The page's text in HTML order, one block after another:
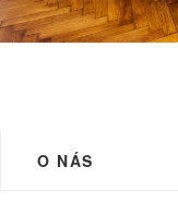
WWW STRÁNKY
O NÁS